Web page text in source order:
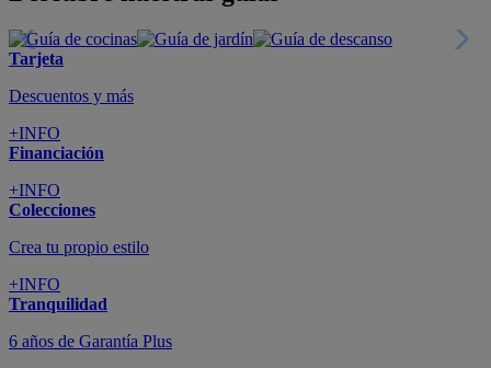
Tarjeta
Descuentos y más
+INFO
Financiación
+INFO
Colecciones
Crea tu propio estilo
+INFO
Tranquilidad
6 años de Garantía Plus